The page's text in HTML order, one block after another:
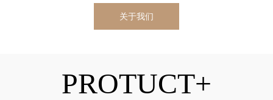
关于我们
PROTUCT+